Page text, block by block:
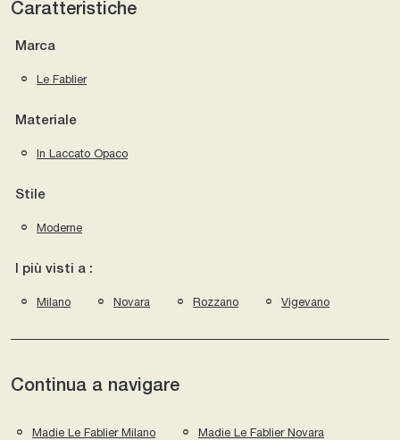
Caratteristiche
Marca
Le Fablier
Materiale
In Laccato Opaco
Stile
Moderne
I più visti a :
Milano Novara Rozzano Vigevano
Continua a navigare
Madie Le Fablier Milano Madie Le Fablier Novara